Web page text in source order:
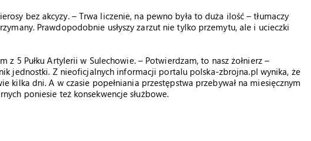
bez akcyzy. – Trwa liczenie, na pewno była to duża ilość – tłumaczy
Prawdopodobnie usłyszy zarzut nie tylko przemytu, ale i ucieczki
z 5 Pułku Artylerii w Sulechowie. – Potwierdzam, to nasz żołnierz –
jednostki. Z nieoficjalnych informacji portalu polska-zbrojna.pl wynika, że
kilka dni. A w czasie popełniania przestępstwa przebywał na miesięcznym
poniesie też konsekwencje służbowe.